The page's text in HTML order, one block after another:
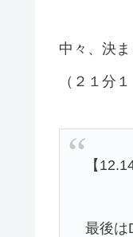
中々、決
（２１分１
【
最後は